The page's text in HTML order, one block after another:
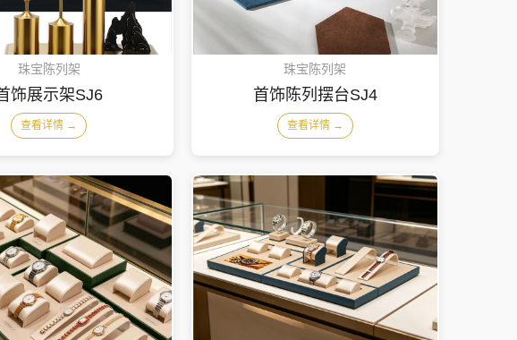
珠宝陈列架
饰展示架SJ6
查看详情 →
珠宝陈列架
首饰陈列摆台SJ4
查看详情 →